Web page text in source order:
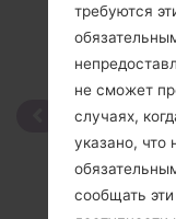
требуются
не сможет
случаях,
указано, что
сообщать